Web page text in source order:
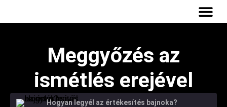
Meggyőzés az
ismétlés erejével
Hogyan legyél az értékesítés bajnoka?